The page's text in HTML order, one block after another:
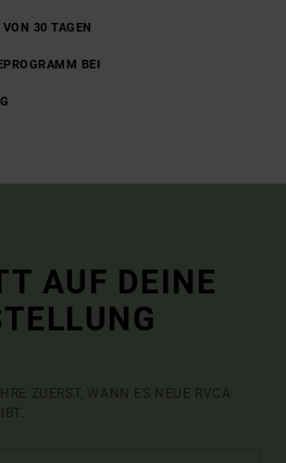
30 TAGEN
BEI
AUF DEINE
ZUERST, WANN ES NEUE RVCA